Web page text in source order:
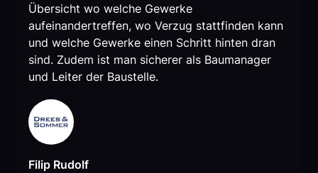
Übersicht wo welche Gewerke
aufeinandertreffen, wo Verzug stattfinden kann
und welche Gewerke einen Schritt hinten dran
sind. Zudem ist man sicherer als Baumanager
und Leiter der Baustelle.
Filip Rudolf